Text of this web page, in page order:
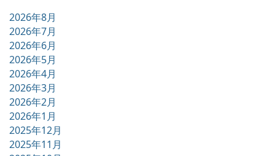
2026年8月
2026年7月
2026年6月
2026年5月
2026年4月
2026年3月
2026年2月
2026年1月
2025年12月
2025年11月